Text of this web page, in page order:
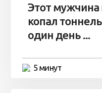
Этот мужчина
копал
один день ...
5 минут